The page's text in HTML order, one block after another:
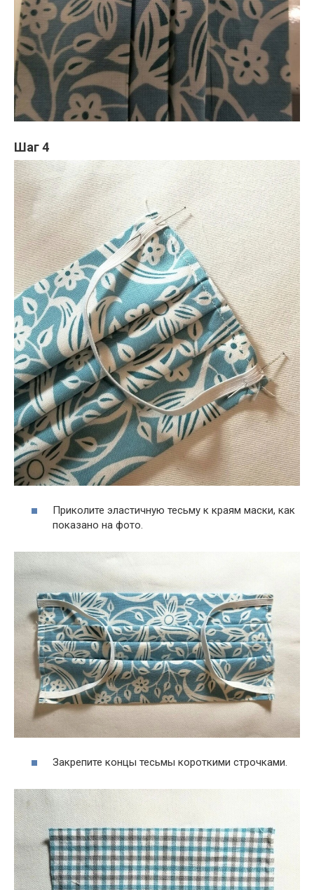
Шаг 4
Приколите эластичную тесьму к краям маски, как
показано на фото.
Закрепите концы тесьмы короткими строчками.